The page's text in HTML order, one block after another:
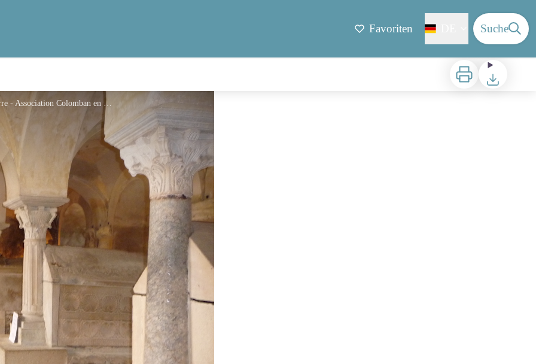
Favoriten Suche
Zu druckenHerunterladen
Les cryptes Saint-Paul et saint-Ébrégisile de Jouarre - Association Colomban en Brie